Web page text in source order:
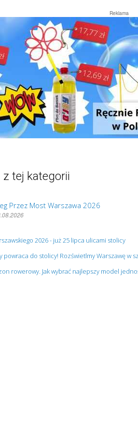
Reklama
tej kategorii
Przez Most Warszawa 2026
2026 - już 25 lipca ulicami stolicy
powraca do stolicy! Rozświetlmy Warszawę w
rowerowy. Jak wybrać najlepszy model